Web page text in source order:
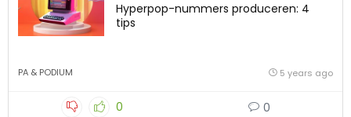
Hyperpop-nummers produceren: 4
tips
PA & PODIUM 5 years ago
0 0